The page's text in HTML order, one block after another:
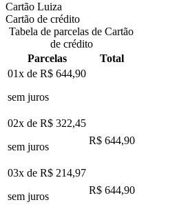
Cartão Luiza
Cartão de crédito
Tabela de parcelas de Cartão
de crédito
Parcelas
Total
01x de R$ 644,90
sem juros
02x de R$ 322,45
sem juros
R$ 644,90
03x de R$ 214,97
sem juros
R$ 644,90